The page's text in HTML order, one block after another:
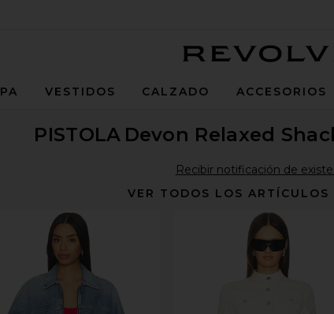
VESTIDOS CALZADO ACCESORIOS
PISTOLA Devon Relaxed
Recibir notificación de
VER TODOS LOS ARTÍCULOS